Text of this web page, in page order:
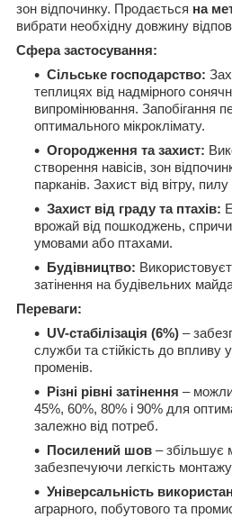
зон відпочинку. Продається на
вибрати необхідну довжину
Сфера застосування:
Сільське господарство:
теплицях від надмірного
випромінювання. Запобігання
оптимального мікроклімату.
Огородження та захист:
створення навісів, зон
парканів. Захист від вітру,
Захист від граду та птахів:
врожай від пошкоджень,
умовами або птахами.
Будівництво:
затінення на будівельних
Переваги:
UV-стабілізація (6%) –
служби та стійкість до впливу
променів.
Різні рівні затінення –
45%, 60%, 80% і 90% для
залежно від потреб.
Посилений шов – збільшує
забезпечуючи легкість монтажу
Універсальність
аграрного, побутового та